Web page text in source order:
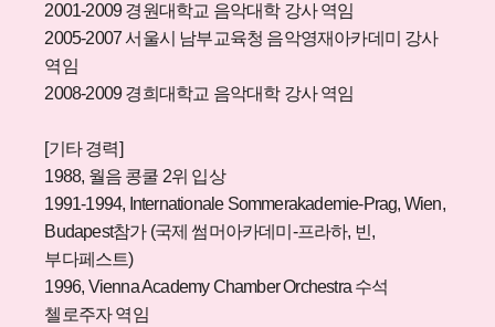
2001-2009 경원대학교 음악대학 강사 역임
2005-2007 서울시 남부교육청 음악영재아카데미 강사
역임
2008-2009 경희대학교 음악대학 강사 역임
[기타 경력]
1988, 월음 콩쿨 2위 입상
1991-1994, Internationale Sommerakademie-Prag, Wien,
Budapest참가 (국제 썸머아카데미-프라하, 빈,
부다페스트)
1996, Vienna Academy Chamber Orchestra 수석
첼로주자 역임